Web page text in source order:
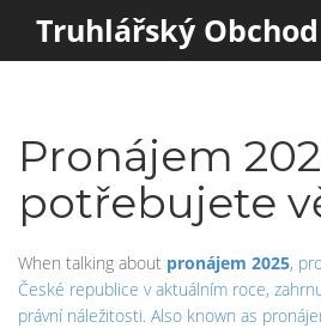
Truhlářský Obchod
Pronájem
potřebujete
When talking about pronájem 2025,
České republice v aktuálním roce,
právní náležitosti. Also known as